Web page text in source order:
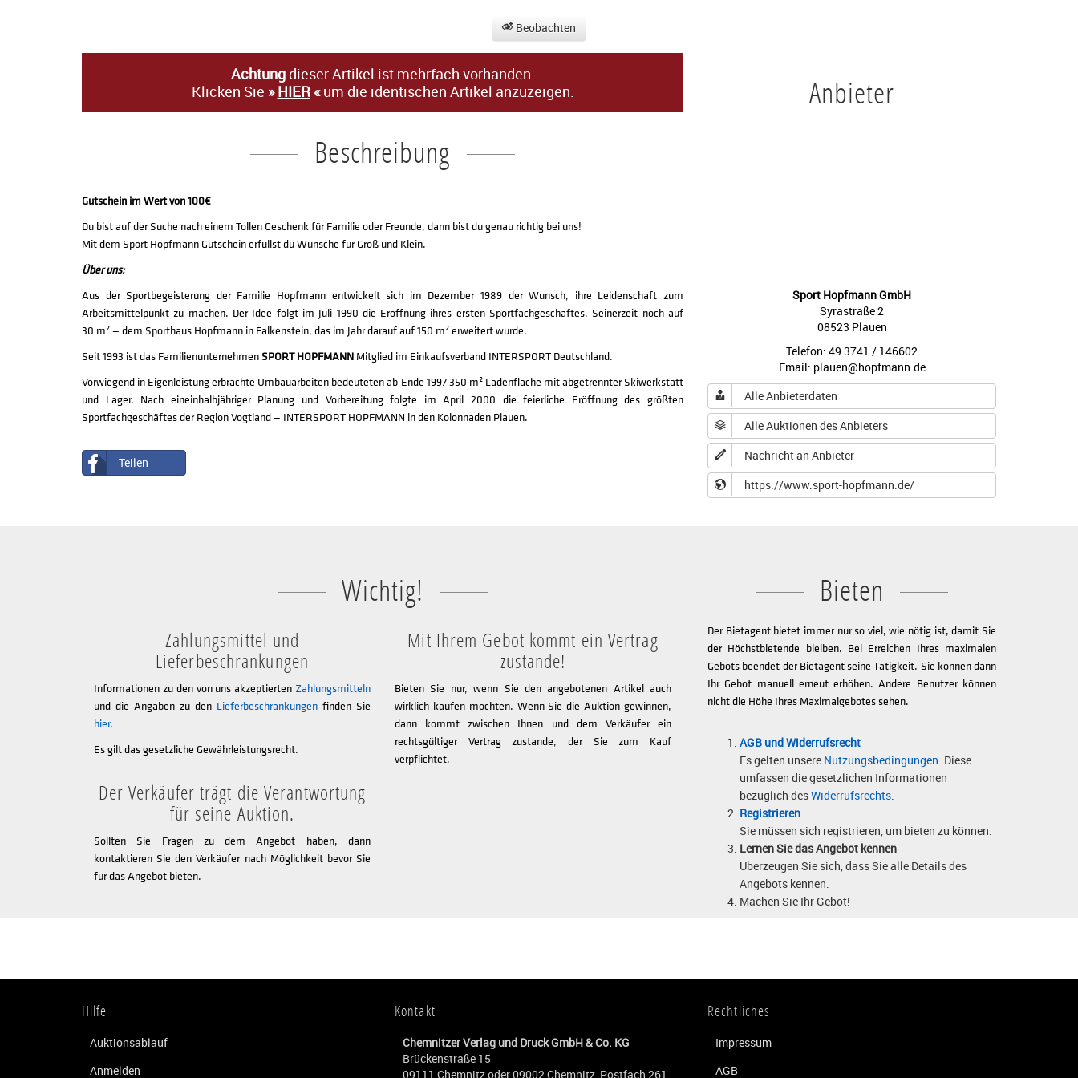
Beobachten
Achtungdieser Artikel ist mehrfach vorhanden.
Klicken Sie »HIER«um die identischen Artikel anzuzeigen.
Beschreibung
Gutschein im Wert von 100€
Du bist auf der Suche nach einem Tollen Geschenk für Familie oder Freunde, dann bist du genau richtig bei uns!
Mit dem Sport Hopfmann Gutschein erfüllst du Wünsche für Groß und Klein.
Über uns:
Aus der Sportbegeisterung der Familie Hopfmann entwickelt sich im Dezember 1989 der Wunsch, ihre Leidenschaft zum
Arbeitsmittelpunkt zu machen. Der Idee folgt im Juli 1990 die Eröffnung ihres ersten Sportfachgeschäftes. Seinerzeit noch auf
30 m² — dem Sporthaus Hopfmann in Falkenstein, das im Jahr darauf auf 150 m² erweitert wurde.
Seit 1993 ist das Familienunternehmen SPORT HOPFMANN Mitglied im Einkaufsverband INTERSPORT Deutschland.
Vorwiegend in Eigenleistung erbrachte Umbauarbeiten bedeuteten ab Ende 1997 350 m² Ladenfläche mit abgetrennter Skiwerkstatt
und Lager. Nach eineinhalbjähriger Planung und Vorbereitung folgte im April 2000 die feierliche Eröffnung des größten
Sportfachgeschäftes der Region Vogtland — INTERSPORT HOPFMANN in den Kolonnaden Plauen.
Teilen
Anbieter
Sport Hopfmann GmbH
Syrastraße 2
08523 Plauen
Telefon: 49 3741 / 146602
Email: plauen@hopfmann.de
Alle Anbieterdaten
Alle Auktionen des Anbieters
Nachricht an Anbieter
https://www.sport-hopfmann.de/
Wichtig!
Zahlungsmittel und
Lieferbeschränkungen
Informationen zu den von uns akzeptierten Zahlungsmitteln
und die Angaben zu den Lieferbeschränkungen finden Sie
hier.
Es gilt das gesetzliche Gewährleistungsrecht.
Der Verkäufer trägt die Verantwortung
für seine Auktion.
Sollten Sie Fragen zu dem Angebot haben, dann
kontaktieren Sie den Verkäufer nach Möglichkeit bevor Sie
für das Angebot bieten.
Mit Ihrem Gebot kommt ein Vertrag
zustande!
Bieten Sie nur, wenn Sie den angebotenen Artikel auch
wirklich kaufen möchten. Wenn Sie die Auktion gewinnen,
dann kommt zwischen Ihnen und dem Verkäufer ein
rechtsgültiger Vertrag zustande, der Sie zum Kauf
verpflichtet.
Bieten
Der Bietagent bietet immer nur so viel, wie nötig ist, damit Sie
der Höchstbietende bleiben. Bei Erreichen Ihres maximalen
Gebots beendet der Bietagent seine Tätigkeit. Sie können dann
Ihr Gebot manuell erneut erhöhen. Andere Benutzer können
nicht die Höhe Ihres Maximalgebotes sehen.
AGB und Widerrufsrecht
Es gelten unsere Nutzungsbedingungen . Diese
umfassen die gesetzlichen Informationen
bezüglich desWiderrufsrechts
Registrieren
Sie müssen sich registrieren, um bieten zu können.
Lernen Sie das Angebot kennen
Überzeugen Sie sich, dass Sie alle Details des
Angebots kennen.
Machen Sie Ihr Gebot!
Hilfe
Auktionsablauf
Anmelden
Kontakt
Chemnitzer Verlag und Druck GmbH & Co. KG
Brückenstraße 15
09111 Chemnitz oder 09002 Chemnitz, Postfach 261
Rechtliches
Impressum
AGB